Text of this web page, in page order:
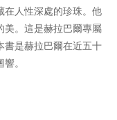
在人性深處的珍珠。他
美。這是赫拉巴爾專屬
書是赫拉巴爾在近五十
。